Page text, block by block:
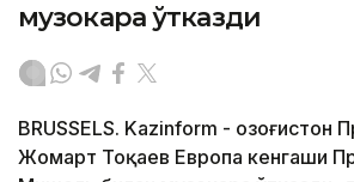
музокара ўтказди
BRUSSELS. Kazinform - Қозоғистон
Жомарт Тоқаев Европа кенгаши